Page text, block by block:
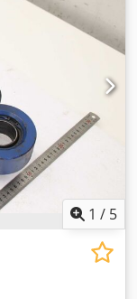
1 / 5